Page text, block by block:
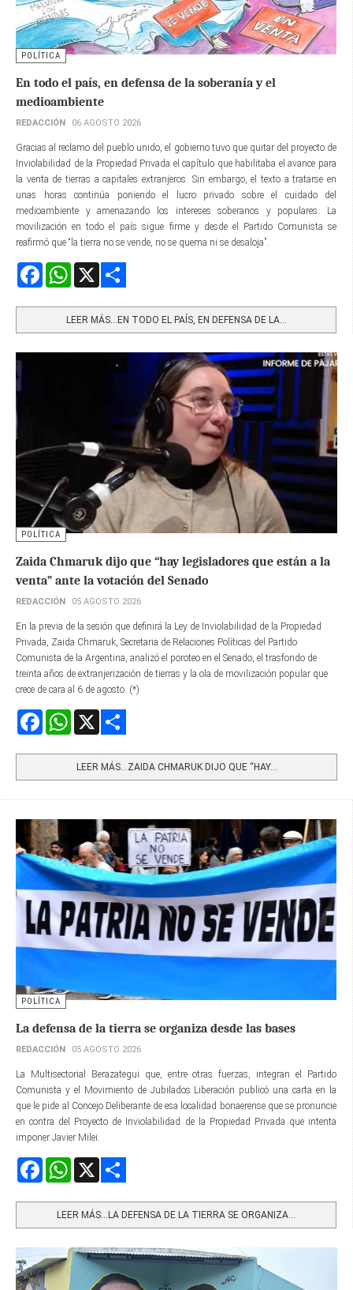
POLÍTICA
En todo el país, en defensa de la soberanía y el
medioambiente
REDACCIÓN 06 AGOSTO 2026
Gracias al reclamo del pueblo unido, el gobierno tuvo que quitar del proyecto de
Inviolabilidad de la Propiedad Privada el capítulo que habilitaba el avance para
la venta de tierras a capitales extranjeros. Sin embargo, el texto a tratarse en
unas horas continúa poniendo el lucro privado sobre el cuidado del
medioambiente y amenazando los intereses soberanos y populares. La
movilización en todo el país sigue firme y desde el Partido Comunista se
reafirmó que “la tierra no se vende, no se quema ni se desaloja”.
FacebookWhatsApp
LEER MÁS…EN TODO EL PAÍS, EN DEFENSA DE LA...
POLÍTICA
Zaida Chmaruk dijo que “hay legisladores que están a la
venta” ante la votación del Senado
REDACCIÓN 05 AGOSTO 2026
En la previa de la sesión que definirá la Ley de Inviolabilidad de la Propiedad
Privada, Zaida Chmaruk, Secretaria de Relaciones Políticas del Partido
Comunista de la Argentina, analizó el poroteo en el Senado, el trasfondo de
treinta años de extranjerización de tierras y la ola de movilización popular que
crece de cara al 6 de agosto. (*)
FacebookWhatsApp
LEER MÁS…ZAIDA CHMARUK DIJO QUE “HAY...
POLÍTICA
La defensa de la tierra se organiza desde las bases
REDACCIÓN 05 AGOSTO 2026
La Multisectorial Berazategui que, entre otras fuerzas, integran el Partido
Comunista y el Movimiento de Jubilados Liberación publicó una carta en la
que le pide al Concejo Deliberante de esa localidad bonaerense que se pronuncie
en contra del Proyecto de Inviolabilidad de la Propiedad Privada que intenta
imponer Javier Milei.
FacebookWhatsApp
LEER MÁS…LA DEFENSA DE LA TIERRA SE ORGANIZA...